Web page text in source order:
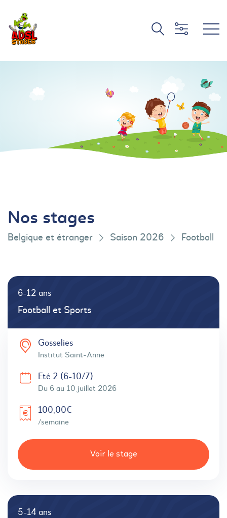
Nos stages
Belgique et étranger Saison 2026 Football
6-12 ans
Football et Sports
Gosselies
Institut Saint-Anne
Eté 2 (6-10/7)
Du 6 au 10 juillet 2026
100,00€
/semaine
Voir le stage
5-14 ans